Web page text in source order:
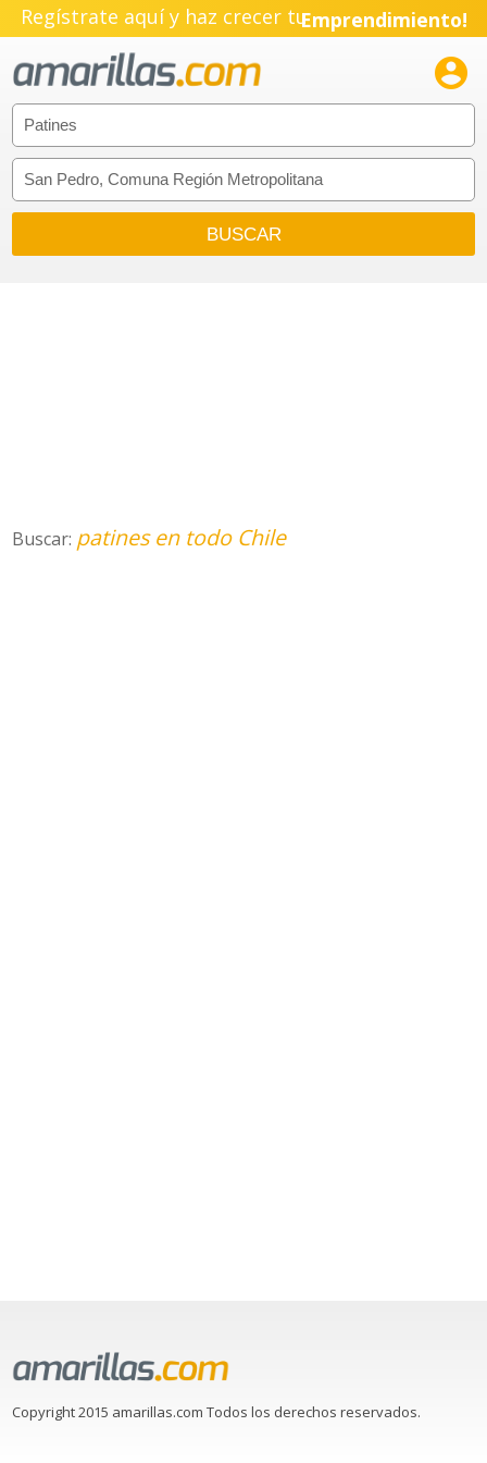
Regístrate aquí y haz crecer tuEmprendimiento!

Buscar: patines en todo Chile
Copyright 2015 amarillas.com Todos los derechos reservados.